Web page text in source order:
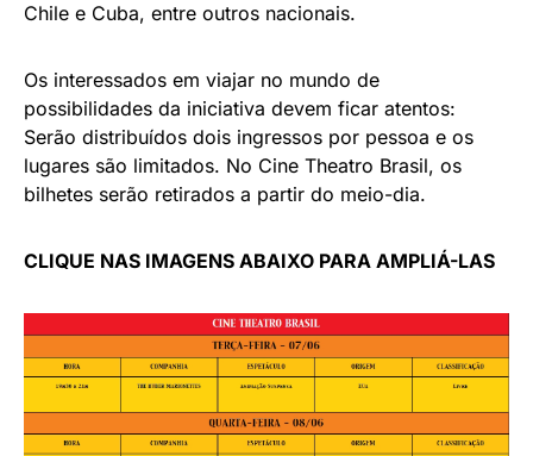
Chile e Cuba, entre outros nacionais.
Os interessados em viajar no mundo de
possibilidades da iniciativa devem ficar atentos:
Serão distribuídos dois ingressos por pessoa e os
lugares são limitados. No Cine Theatro Brasil, os
bilhetes serão retirados a partir do meio-dia.
CLIQUE NAS IMAGENS ABAIXO PARA AMPLIÁ-LAS